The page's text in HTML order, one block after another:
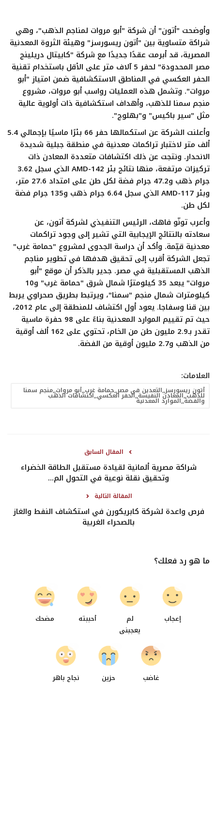
وأوضحت "أتون" أن شركة "أبو مروات لمناجم الذهب"، وهي
شراكة متساوية بين "أتون ريسورسز" وهيئة الثروة المعدنية
المصرية، قد أبرمت عقدًا جديدًا مع شركة "كابيتال دريلينج
مصر المحدودة" لحفر 5 آلاف متر على الأقل باستخدام تقنية
الحفر العكسي في المناطق الاستكشافية ضمن امتياز "أبو
مروات". وتشمل هذه العمليات رواسب أبو مروات، مشروع
منجم سمنا للذهب، وأهداف استكشافية ذات أولوية عالية
مثل "سير باكيس" و"بهلوج".
وأعلنت الشركة عن استكمالها حفر 66 بئرًا ماسيًا بإجمالي 5.4
ألف متر لاختبار تراكمات معدنية في منطقة جبلية شديدة
الانحدار. ونتجت عن ذلك اكتشافات متعددة المعادن ذات
تركيزات مرتفعة، منها نتائج بئر AMD-142 الذي سجل 3.62
جرام ذهب و47.2 جرام فضة لكل طن على امتداد 27.6 متر،
وبئر AMD-117 الذي سجل 6.64 جرام ذهب و135 جرام فضة
لكل طن.
وأعرب تونّو فاهك، الرئيس التنفيذي لشركة أتون، عن
سعادته بالنتائج الإيجابية التي تشير إلى وجود تراكمات
معدنية قيّمة. وأكد أن دراسة الجدوى لمشروع "حمامة غرب"
تجعل الشركة أقرب إلى تحقيق هدفها في تطوير مناجم
الذهب المستقبلية في مصر. جدير بالذكر أن موقع "أبو
مروات" يبعد 35 كيلومترًا شمال شرق "حمامة غرب" و10
كيلومترات شمال منجم "سمنا"، ويرتبط بطريق صحراوي يربط
بين قنا وسفاجا. يعود أول اكتشاف للمنطقة إلى عام 2012،
حيث تم تقييم الموارد المعدنية بناءً على 98 حفرة ماسية
تقدر بـ2.9 مليون طن من الخام، تحتوي على 162 ألف أوقية
من الذهب و2.7 مليون أوقية من الفضة.
العلامات:
أتون ريسورسز,,التعدين في مصر,,حمامة غرب,,أبو مروات,,منجم سمنا
للذهب,,المعادن النفيسة,,الحفر العكسي,,اكتشافات الذهب
والفضة,,الموارد المعدنية
المقال السابق
شراكة مصرية ألمانية لقيادة مستقبل الطاقة الخضراء
وتحقيق نقلة نوعية في التحول الم...
المقالة التالية
فرص واعدة لشركة كابريكورن في استكشاف النفط والغاز
بالصحراء الغربية
ما هو رد فعلك؟
إعجاب
لم
يعجبنى
أحببته مضحك
غاضب
0
حزين نجاح باهر